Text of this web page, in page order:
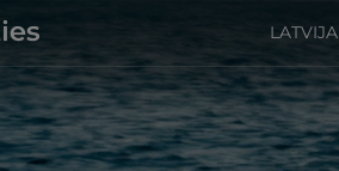
LATVIJA